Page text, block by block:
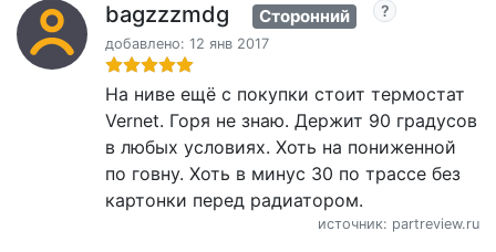
bagzzzmdg Сторонний
добавлено: 12 янв 2017
На ниве ещё с покупки стоит термостат
Vernet. Горя не знаю. Держит 90 градусов
в любых условиях. Хоть на пониженной
по говну. Хоть в минус 30 по трассе без
картонки перед радиатором.
источник: partreview.ru